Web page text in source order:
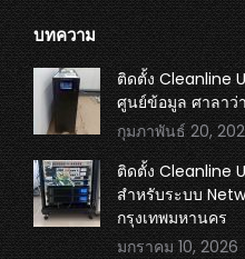
page
opens
in
new
window
page
opens
in
new
window
page
opens
in
new
window
page
opens
in
new
window
บทความ
ติดตั้ง Cleanline
ศูนย์ข้อมูล ศาลาว่
กุมภาพันธ์ 20,
ติดตั้ง Cleanline
สำหรับระบบ
กรุงเทพมหานคร
มกราคม 10, 2026